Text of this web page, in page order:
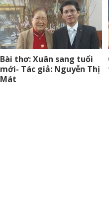
Bài thơ: Xuân sang tuổi
mới- Tác giả: Nguyễn Thị
Mát